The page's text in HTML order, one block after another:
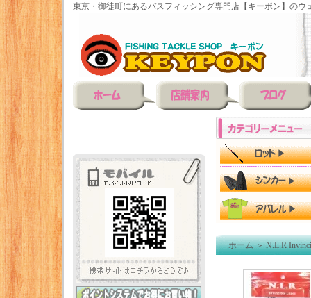
東京・御徒町にあるバスフィッシング専門店【キーポン】のウ
ホーム＞N.L.R